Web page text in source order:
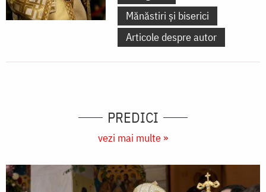
Mănăstiri și biserici
Articole despre autor
PREDICI
vezi mai multe »